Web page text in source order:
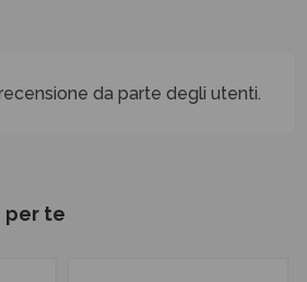
da parte degli utenti.
per te